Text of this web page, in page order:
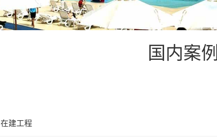
国内案例
在建工程